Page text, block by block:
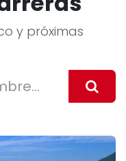
y próximas